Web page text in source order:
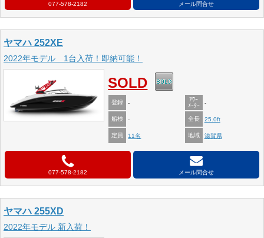
077-578-2182 メール問合せ
ヤマハ 252XE
2022年モデル 1台入荷！即納可能！
SOLD
登録 -
ｱﾜｰ
ﾒｰﾀｰ
-
船検 - 全長 25.0ft
定員 11名 地域 滋賀県
077-578-2182 メール問合せ
ヤマハ 255XD
2022年モデル 新入荷！